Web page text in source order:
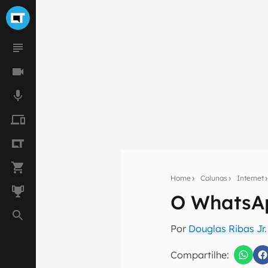
Home Colunas Internet
O
Por Douglas Ribas Jr.
Compartilhe:
Seu
Assine a